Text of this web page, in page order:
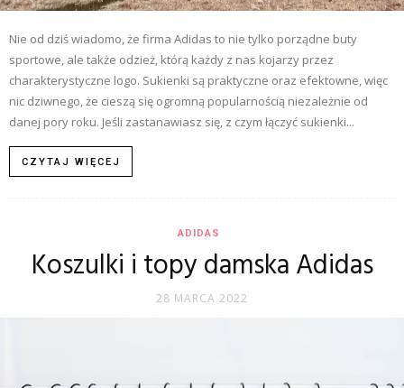
Nie od dziś wiadomo, że firma Adidas to nie tylko porządne buty
sportowe, ale także odzież, którą każdy z nas kojarzy przez
charakterystyczne logo. Sukienki są praktyczne oraz efektowne, więc
nic dziwnego, że cieszą się ogromną popularnością niezależnie od
danej pory roku. Jeśli zastanawiasz się, z czym łączyć sukienki...
CZYTAJ WIĘCEJ
ADIDAS
Koszulki i topy damska Adidas
28 MARCA 2022